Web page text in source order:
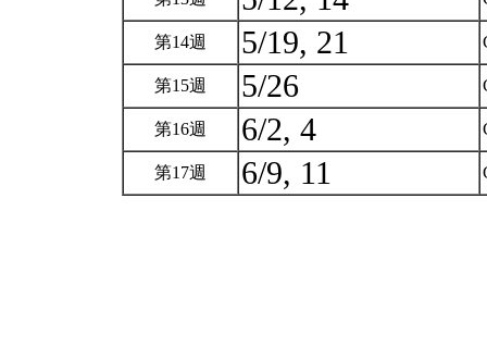
第14週 5/19, 21
第15週 5/26
第16週 6/2, 4
第17週 6/9, 11